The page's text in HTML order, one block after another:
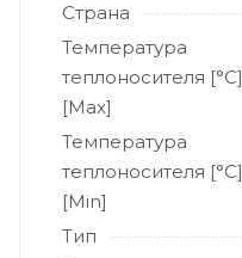
Страна
Температура
теплоносителя [°C]
[Max]
Температура
теплоносителя [°C]
[Min]
Тип